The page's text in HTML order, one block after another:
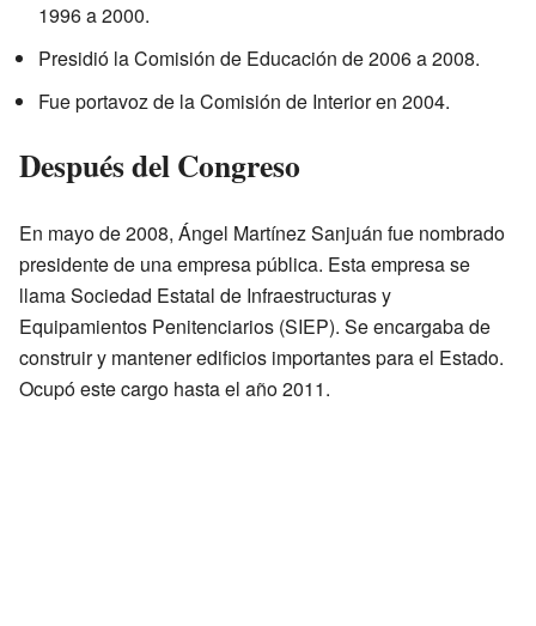
1996 a 2000.
Presidió la Comisión de Educación de 2006 a 2008.
Fue portavoz de la Comisión de Interior en 2004.
Después del Congreso
En mayo de 2008, Ángel Martínez Sanjuán fue nombrado
presidente de una empresa pública. Esta empresa se
llama Sociedad Estatal de Infraestructuras y
Equipamientos Penitenciarios (SIEP). Se encargaba de
construir y mantener edificios importantes para el Estado.
Ocupó este cargo hasta el año 2011.